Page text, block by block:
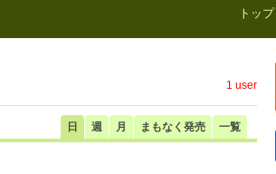
トップ
1 user
日 週 月 まもなく発売 一覧